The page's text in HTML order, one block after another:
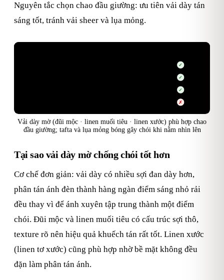
Nguyên tắc chọn chao đầu giường: ưu tiên vải dày tán
sáng tốt, tránh vải sheer và lụa mỏng.
✓
✓
✓
✗
Vải dày mờ (đũi mộc · linen muối tiêu · linen xước) phù hợp chao
đầu giường; tafta và lụa mỏng bóng gây chói khi nằm nhìn lên
Tại sao vải dày mờ chống chói tốt hơn
Cơ chế đơn giản: vải dày có nhiều sợi đan dày hơn,
phân tán ánh đèn thành hàng ngàn điểm sáng nhỏ rải
đều thay vì để ánh xuyên tập trung thành một điểm
chói. Đũi mộc và linen muối tiêu có cấu trúc sợi thô,
texture rõ nên hiệu quả khuếch tán rất tốt. Linen xước
(linen tơ xước) cũng phù hợp nhờ bề mặt không đều
đặn làm phân tán ánh.